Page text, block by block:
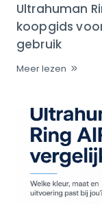
Ultrahuman
koopgids
gebruik
Meer lezen